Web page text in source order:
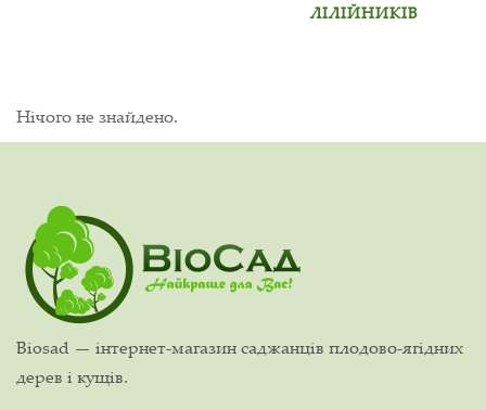
ЛІЛІЙНИКІВ
Нічого не знайдено.
Biosad — інтернет-магазин саджанців плодово-ягідних
дерев і кущів.